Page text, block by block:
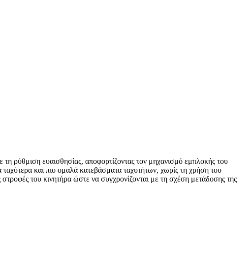
ρύθμιση ευαισθησίας, αποφορτίζοντας τον μηχανισμό εμπλοκής του
και πιο ομαλά κατεβάσματα ταχυτήτων, χωρίς τη χρήση του
στροφές του κινητήρα ώστε να συγχρονίζονται με τη σχέση μετάδοσης της